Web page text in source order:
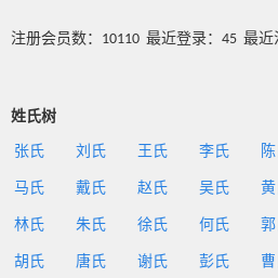
注册会员数：10110 最近登录：45 最
姓氏树
张氏 刘氏 王氏 李氏
马氏 戴氏 赵氏 吴氏
林氏 朱氏 徐氏 何氏
胡氏 唐氏 谢氏 彭氏